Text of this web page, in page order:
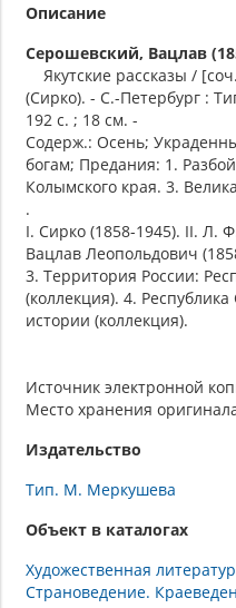
Описание
Серошевский, Вацлав
Якутские рассказы /
(Сирко). - С.-Петербург :
192 с. ; 18 см. -
Содерж.: Осень;
богам; Предания: 1.
Колымского края. 3.
.
I. Сирко (1858-1945). II. Л.
Вацлав Леопольдович
3. Территория России:
(коллекция). 4.
истории (коллекция).
Источник электронной
Место хранения
Издательство
Тип. М. Меркушева
Объект в каталогах
Художественная
Страноведение.